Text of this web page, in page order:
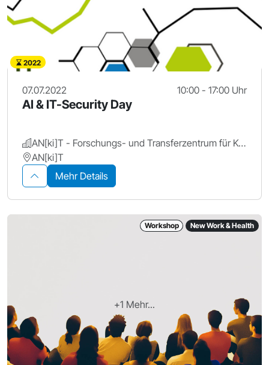
2022
07.07.2022 10:00 - 17:00 Uhr
AI & IT-Security Day
AN[ki]T - Forschungs- und Transferzentrum für Künstliche Intelligenz, Hochschule Ansbach
AN[ki]T
Mehr Details
+1 Mehr...
Workshop New Work & Health